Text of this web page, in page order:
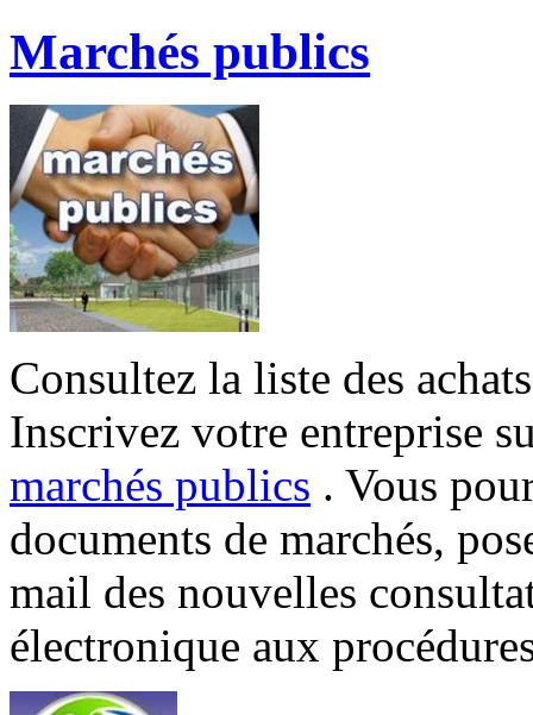
Marchés publics
Consultez la liste des
Inscrivez votre entreprise
marchés publics . Vous
documents de marchés,
mail des nouvelles
électronique aux